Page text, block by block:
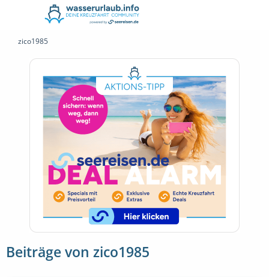
zico1985
Beiträge von zico1985